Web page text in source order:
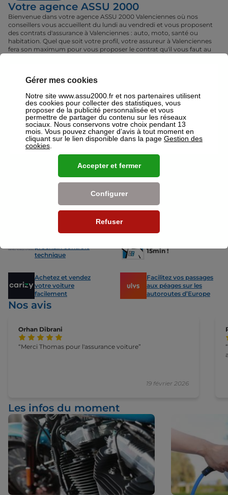
Votre agence ASSU 2000
Bienvenue dans votre agence ASSU 2000 Valenciennes où nos
conseillers vous accueillent du lundi au vendredi et vous proposent
des contrats d'assurance à Valenciennes : auto, moto, santé ou
habitation. Quel que soit votre profil, votre assureur à Valenciennes
fera son maximum pour vous proposer le contrat qu'il vous faut au
Nos offres pour les particuliers
Assurance Auto
Des tarifs adaptés à tous les profils
de conducteurs. Jeunes permis,
des solutions pour chacun.
prochain contrôle
technique
15min !
Achetez et vendez
votre voiture
facilement
Facilitez vos passages
aux péages sur les
autoroutes d’Europe
Nos avis
Orhan Dibrani
19 février 2026
Merci Thomas pour l'assurance voiture
Les infos du moment
Gérer mes cookies
Notre site www.assu2000.fr et nos partenaires utilisent
des cookies pour collecter des statistiques, vous
proposer de la publicité personnalisée et vous
permettre de partager du contenu sur les réseaux
sociaux. Nous conservons votre choix pendant 13
mois. Vous pouvez changer d’avis à tout moment en
cliquant sur le lien disponible dans la page Gestion des
cookies
Refuser
Configurer
Accepter et fermer